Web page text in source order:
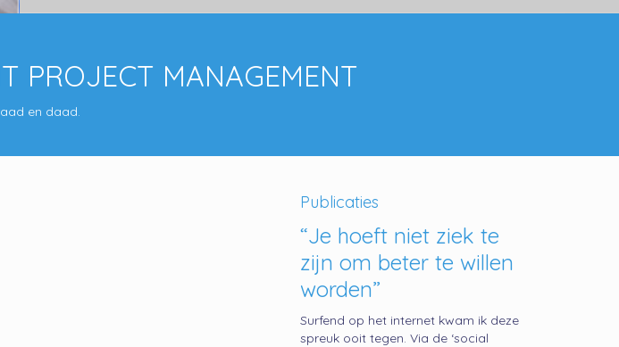
PROJECT MANAGEMENT
en daad.
Publicaties
“Je hoeft niet ziek te
zijn om beter te willen
worden”
Surfend op het internet kwam ik deze
spreuk ooit tegen. Via de ‘social